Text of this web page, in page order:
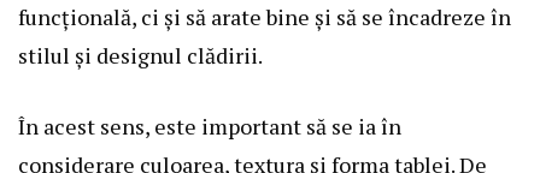
funcțională, ci și să arate bine și să se încadreze în
stilul și designul clădirii.
În acest sens, este important să se ia în
considerare culoarea, textura și forma tablei. De